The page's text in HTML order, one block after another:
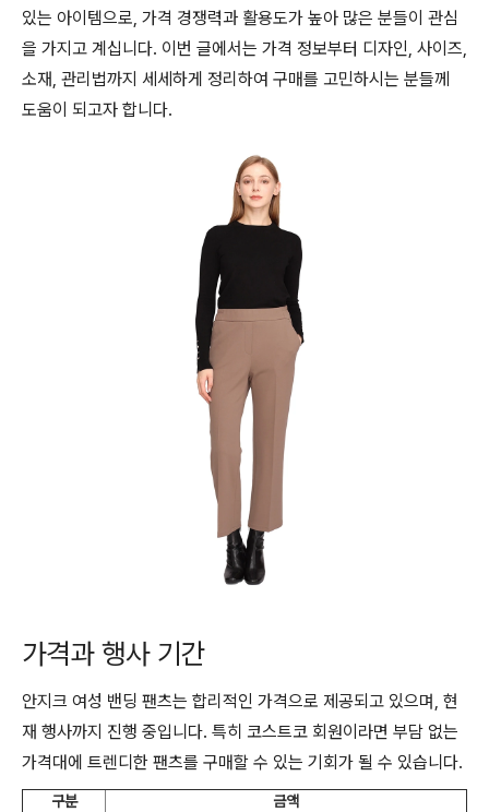
있는 아이템으로, 가격 경쟁력과 활용도가 높아 많은 분들이 관심
을 가지고 계십니다. 이번 글에서는 가격 정보부터 디자인, 사이즈,
소재, 관리법까지 세세하게 정리하여 구매를 고민하시는 분들께
도움이 되고자 합니다.
가격과 행사 기간
안지크 여성 밴딩 팬츠는 합리적인 가격으로 제공되고 있으며, 현
재 행사까지 진행 중입니다. 특히 코스트코 회원이라면 부담 없는
가격대에 트렌디한 팬츠를 구매할 수 있는 기회가 될 수 있습니다.
구분
금액